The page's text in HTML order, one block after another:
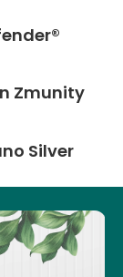
Zmunity
Silver